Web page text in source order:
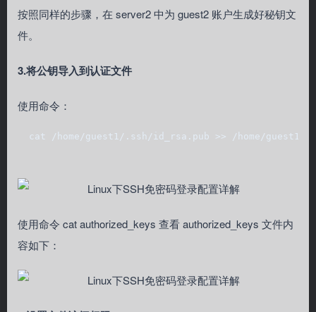
按照同样的步骤，在 server2 中为 guest2 账户生成好秘钥文
件。
3.将公钥导入到认证文件
使用命令：
cat /home/guest1/.ssh/id_rsa.pub >> /home/guest1/
使用命令 cat authorized_keys 查看 authorized_keys 文件内
容如下：